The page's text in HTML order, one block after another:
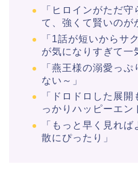
「ヒロインがただ守
て、強くて賢いのが
「1話が短いからサ
が気になりすぎて一
「燕王様の溺愛っ
ない～」
「ドロドロした展
っかりハッピーエン
「もっと早く見れ
散にぴったり」